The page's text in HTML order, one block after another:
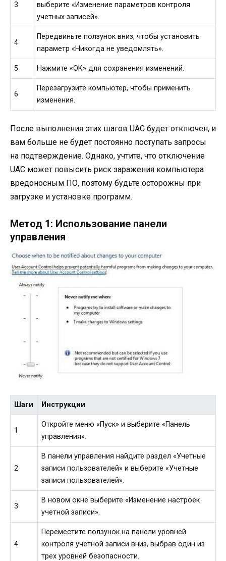
3
выберите «Изменение параметров контроля
учетных записей».
4
Передвиньте ползунок вниз, чтобы установить
параметр «Никогда не уведомлять».
5 Нажмите «OK» для сохранения изменений.
6
Перезагрузите компьютер, чтобы применить
изменения.
После выполнения этих шагов UAC будет отключен, и
вам больше не будет постоянно поступать запросы
на подтверждение. Однако, учтите, что отключение
UAC может повысить риск заражения компьютера
вредоносным ПО, поэтому будьте осторожны при
загрузке и установке программ.
Метод 1: Использование панели
управления
Шаги Инструкции
1
Откройте меню «Пуск» и выберите «Панель
управления».
2
В панели управления найдите раздел «Учетные
записи пользователей» и выберите «Учетные
записи пользователей».
3
В новом окне выберите «Изменение настроек
учетной записи».
4
Переместите ползунок на панели уровней
контроля учетной записи вниз, выбрав один из
трех уровней безопасности.